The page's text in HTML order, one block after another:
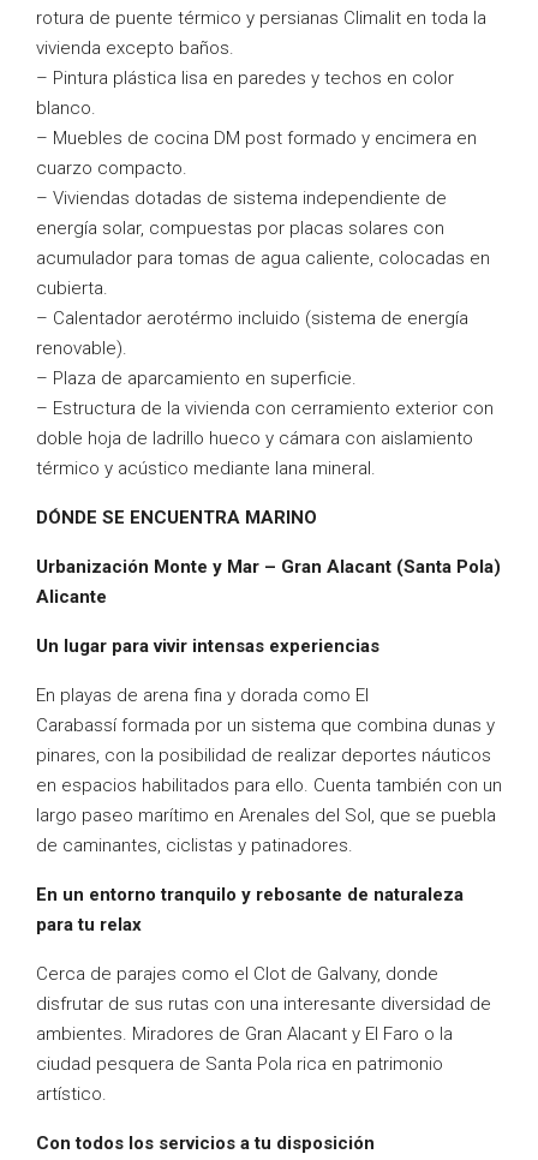
rotura de puente térmico y persianas Climalit en toda la
vivienda excepto baños.
– Pintura plástica lisa en paredes y techos en color
blanco.
– Muebles de cocina DM post formado y encimera en
cuarzo compacto.
– Viviendas dotadas de sistema independiente de
energía solar, compuestas por placas solares con
acumulador para tomas de agua caliente, colocadas en
cubierta.
– Calentador aerotérmo incluido (sistema de energía
renovable).
– Plaza de aparcamiento en superficie.
– Estructura de la vivienda con cerramiento exterior con
doble hoja de ladrillo hueco y cámara con aislamiento
térmico y acústico mediante lana mineral.
DÓNDE SE ENCUENTRA MARINO
Urbanización Monte y Mar – Gran Alacant (Santa Pola)
Alicante
Un lugar para vivir intensas experiencias
En playas de arena fina y dorada como El
Carabassí formada por un sistema que combina dunas y
pinares, con la posibilidad de realizar deportes náuticos
en espacios habilitados para ello. Cuenta también con un
largo paseo marítimo en Arenales del Sol, que se puebla
de caminantes, ciclistas y patinadores.
En un entorno tranquilo y rebosante de naturaleza
para tu relax
Cerca de parajes como el Clot de Galvany, donde
disfrutar de sus rutas con una interesante diversidad de
ambientes. Miradores de Gran Alacant y El Faro o la
ciudad pesquera de Santa Pola rica en patrimonio
artístico.
Con todos los servicios a tu disposición